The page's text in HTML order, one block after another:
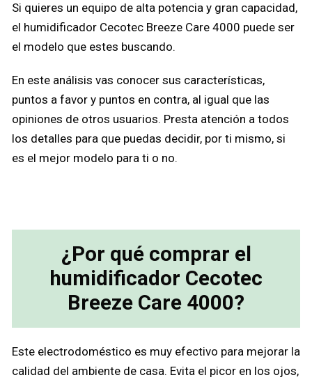
Si quieres un equipo de alta potencia y gran capacidad,
el humidificador Cecotec Breeze Care 4000 puede ser
el modelo que estes buscando.
En este análisis vas conocer sus características,
puntos a favor y puntos en contra, al igual que las
opiniones de otros usuarios. Presta atención a todos
los detalles para que puedas decidir, por ti mismo, si
es el mejor modelo para ti o no.
¿Por qué comprar el
humidificador Cecotec
Breeze Care 4000?
Este electrodoméstico es muy efectivo para mejorar la
calidad del ambiente de casa. Evita el picor en los ojos,